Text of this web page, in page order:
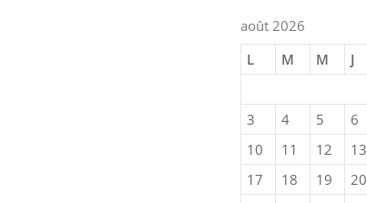
août 2026
L
M M J
3
4 5 6
10
11 12 13
17
18 19 20